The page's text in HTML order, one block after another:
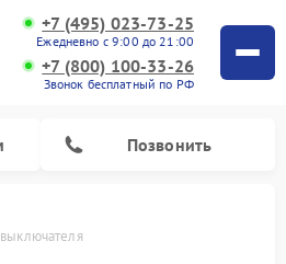
+7 (495) 023-73-25
Ежедневно с 9:00 до 21:00
+7 (800) 100-33-26
Звонок бесплатный по РФ
Позвонить